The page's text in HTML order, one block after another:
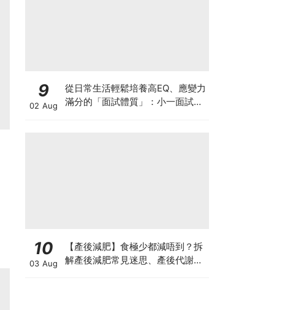
9
02 Aug
從日常生活輕鬆培養高EQ、應變力
滿分的「面試體質」：小一面試最
10
03 Aug
【產後減肥】食極少都減唔到？拆
解產後減肥常見迷思、產後代謝、